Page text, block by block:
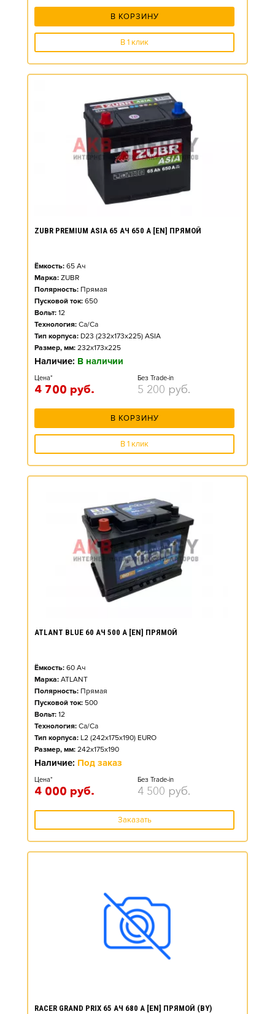
В КОРЗИНУ
В 1 клик
ZUBR PREMIUM ASIA 65 АЧ 650 А [EN] ПРЯМОЙ
Ёмкость: 65 Ач
Марка: ZUBR
Полярность: Прямая
Пусковой ток: 650
Вольт: 12
Технология: Ca/Ca
Тип корпуса: D23 (232x173x225) ASIA
Размер, мм: 232x173x225
Наличие: В наличии
Цена*
4 700 руб.
Без Trade-in
5 200 руб.
В КОРЗИНУ
В 1 клик
ATLANT BLUE 60 АЧ 500 А [EN] ПРЯМОЙ
Ёмкость: 60 Ач
Марка: ATLANT
Полярность: Прямая
Пусковой ток: 500
Вольт: 12
Технология: Ca/Ca
Тип корпуса: L2 (242x175x190) EURO
Размер, мм: 242x175x190
Наличие: Под заказ
Цена*
4 000 руб.
Без Trade-in
4 500 руб.
Заказать
RACER GRAND PRIX 65 АЧ 680 А [EN] ПРЯМОЙ (BY)